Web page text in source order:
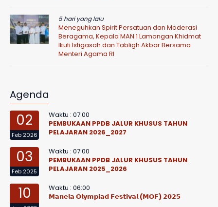
5 hari yang lalu
Meneguhkan Spirit Persatuan dan Moderasi
Beragama, Kepala MAN 1 Lamongan Khidmat
Ikuti Istigasah dan Tabligh Akbar Bersama
Menteri Agama RI
Agenda
02
Feb 2026
Waktu : 07:00
PEMBUKAAN PPDB JALUR KHUSUS TAHUN
PELAJARAN 2026_2027
03
Feb 2025
Waktu : 07:00
PEMBUKAAN PPDB JALUR KHUSUS TAHUN
PELAJARAN 2025_2026
10
Waktu : 06:00
𝗠𝗮𝗻𝗲𝗹𝗮 𝗢𝗹𝘆𝗺𝗽𝗶𝗮𝗱 𝗙𝗲𝘀𝘁𝗶𝘃𝗮𝗹 (𝗠𝗢𝗙) 𝟮𝟬𝟮𝟱